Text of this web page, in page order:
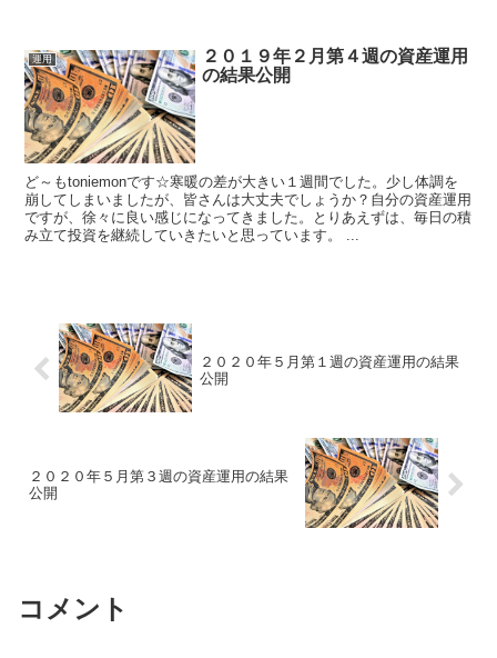
運用
２０１９年２月第４週の資産運用
の結果公開
ど～もtoniemonです☆寒暖の差が大きい１週間でした。少し体調を
崩してしまいましたが、皆さんは大丈夫でしょうか？自分の資産運用
ですが、徐々に良い感じになってきました。とりあえずは、毎日の積
み立て投資を継続していきたいと思っています。 ...
２０２０年５月第１週の資産運用の結果
公開
２０２０年５月第３週の資産運用の結果
公開
コメント